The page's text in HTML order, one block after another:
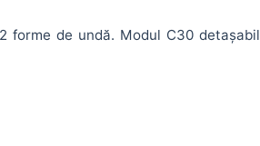
forme de undă. Modul C30 detașabil